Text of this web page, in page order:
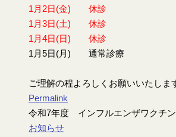
1月2日(金) 休診
1月3日(土) 休診
1月4日(日) 休診
1月5日(月) 通常診療
ご理解の程よろしくお願いいたしま
Permalink
令和7年度 インフルエンザワクチ
お知らせ